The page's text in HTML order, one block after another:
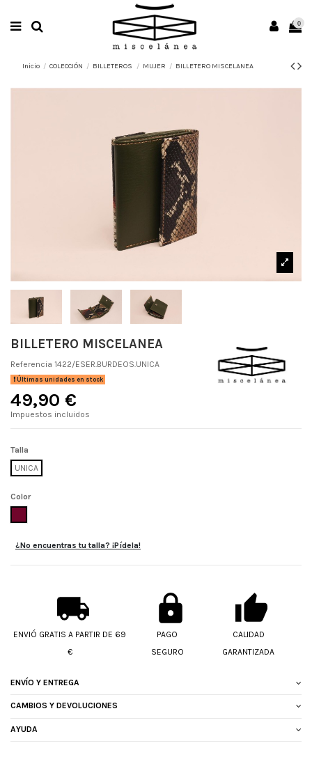
0
Inicio COLECCIÓN BILLETEROS MUJER BILLETERO MISCELANEA
BILLETERO MISCELANEA
Referencia 1422/ESER.BURDEOS.UNICA
Últimas unidades en stock
49,90 €
Impuestos incluidos
Talla
UNICA
Color
¿No encuentras tu talla? ¡Pídela!
ENVIÓ GRATIS A PARTIR DE 69
€
PAGO
SEGURO
CALIDAD
GARANTIZADA
ENVÍO Y ENTREGA
CAMBIOS Y DEVOLUCIONES
AYUDA